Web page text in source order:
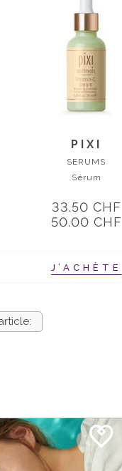
PIXI
SERUMS
Sérum
33.50 CHF
50.00 CHF
J’ACHÈTE